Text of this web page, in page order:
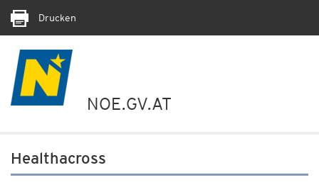
Drucken
NOE.GV.AT
Healthacross